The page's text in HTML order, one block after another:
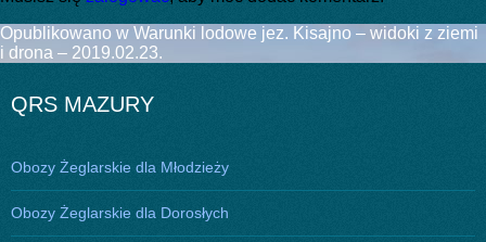
Nawigacja
wpisu
Opublikowano w Warunki lodowe jez. Kisajno – widoki z ziemi
i drona – 2019.02.23.
QRS MAZURY
Obozy Żeglarskie dla Młodzieży
Obozy Żeglarskie dla Dorosłych